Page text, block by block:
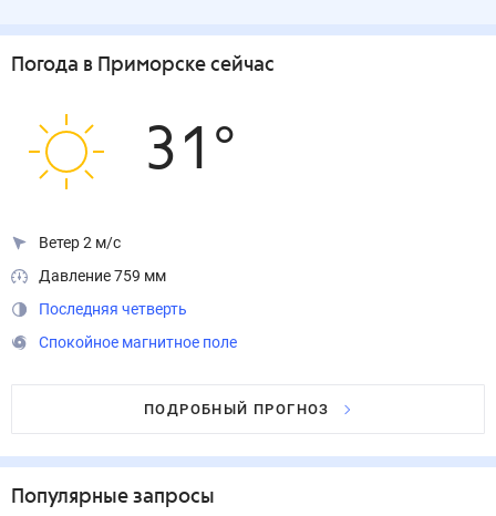
Погода в Приморске сейчас
31 °
Ветер 2 м/с
Давление 759 мм
Последняя четверть
Спокойное магнитное поле
ПОДРОБНЫЙ ПРОГНОЗ
Популярные запросы